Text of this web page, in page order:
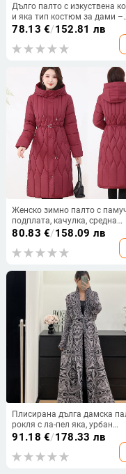
Дълго палто с изкуствена
и яка тип костюм за дами –
палто с дълги ръкави, есенно-
78.13 €/152.81 лв
Женско зимно палто с
подплата, качулка, средна
дължина, цип, полиестерна
80.83 €/158.09 лв
Плисирана дълга дамска
рокля с ла-пел яка, урбан
свободен стил, пролет 2025,
полиестерна основна тъкан,
подплата 100% полиестер,
91.18 €/178.33 лв